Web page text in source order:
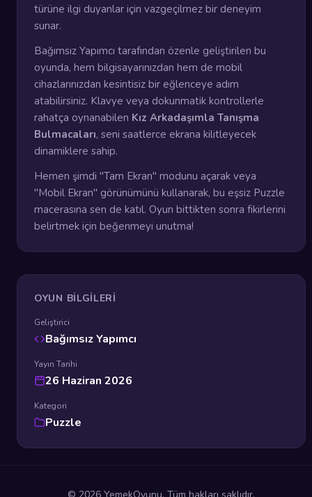
türüne ilgi duyanlar için vazgeçilmez bir deneyim
sunar.
Bağımsız Yapımcı tarafından özenle geliştirilen bu
oyunda, hem bilgisayarınızdan hem de mobil
cihazlarınızdan kesintisiz bir eğlenceye adım
atabilirsiniz. Klavye veya dokunmatik kontrollerle
rahatça oynanabilen Kız Arkadaşımla Tanışma
Bulmacaları, seni saatlerce ekrana kilitleyecek
dinamiklere sahip.
Hemen şimdi "Tam Ekran" modunu açarak veya
"Mobil Ekran" görünümünü kullanarak, bu eşsiz Puzzle
macerasına sen de katıl. Oyun bittikten sonra fikirlerini
belirtmek için beğenmeyi unutma!
OYUN BILGILERI
Geliştirici
Bağımsız Yapımcı
Yayın Tarihi
26 Haziran 2026
Kategori
Puzzle